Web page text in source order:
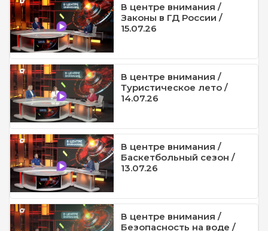
В центре внимания /
Законы в ГД России /
15.07.26
В центре внимания /
Туристическое лето /
14.07.26
В центре внимания /
Баскетбольный сезон /
13.07.26
В центре внимания /
Безопасность на воде /